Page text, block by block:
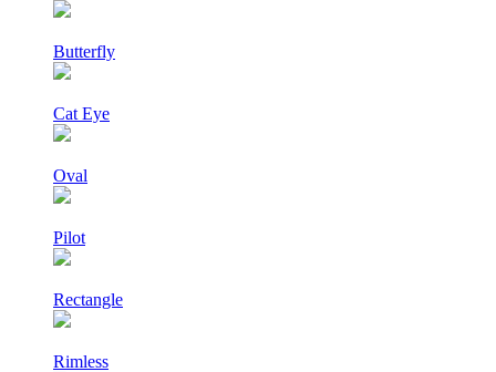
Butterfly
Cat Eye
Oval
Pilot
Rectangle
Rimless